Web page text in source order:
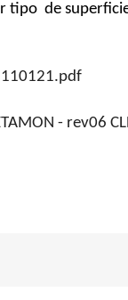
tipo de
110121.pdf
- rev06